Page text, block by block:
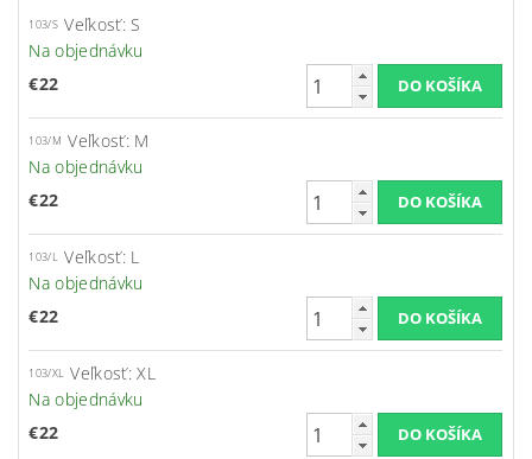
103/S Veľkosť: S
Na objednávku
€22
103/M Veľkosť: M
Na objednávku
€22
103/L Veľkosť: L
Na objednávku
€22
103/XL Veľkosť: XL
Na objednávku
€22